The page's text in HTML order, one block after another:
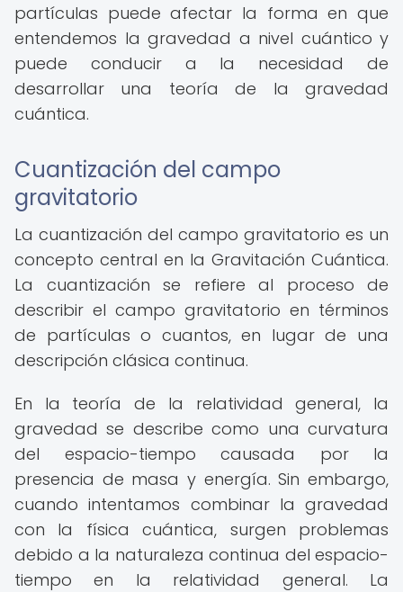
partículas puede afectar la forma en que
entendemos la gravedad a nivel cuántico y
puede conducir a la necesidad de
desarrollar una teoría de la gravedad
cuántica.
Cuantización del campo
gravitatorio
La cuantización del campo gravitatorio es un
concepto central en la Gravitación Cuántica.
La cuantización se refiere al proceso de
describir el campo gravitatorio en términos
de partículas o cuantos, en lugar de una
descripción clásica continua.
En la teoría de la relatividad general, la
gravedad se describe como una curvatura
del espacio-tiempo causada por la
presencia de masa y energía. Sin embargo,
cuando intentamos combinar la gravedad
con la física cuántica, surgen problemas
debido a la naturaleza continua del espacio-
tiempo en la relatividad general. La